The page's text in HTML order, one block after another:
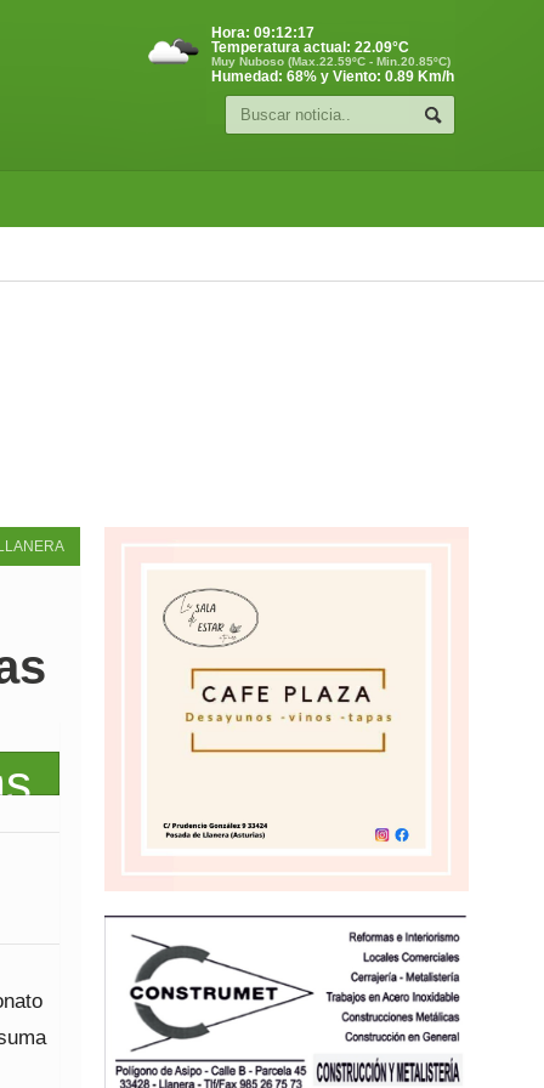
Hora: 09:12:18
Temperatura actual: 22.09°C
Muy Nuboso (Max.22.59ºC - Min.20.85ºC)
Humedad: 68% y Viento: 0.89 Km/h